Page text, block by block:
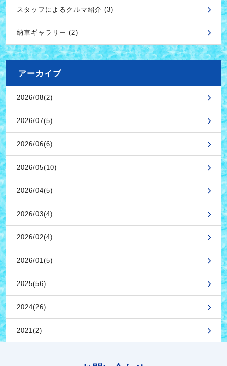
スタッフによるクルマ紹介 (3)
納車ギャラリー (2)
アーカイブ
2026/08(2)
2026/07(5)
2026/06(6)
2026/05(10)
2026/04(5)
2026/03(4)
2026/02(4)
2026/01(5)
2025(56)
2024(26)
2021(2)